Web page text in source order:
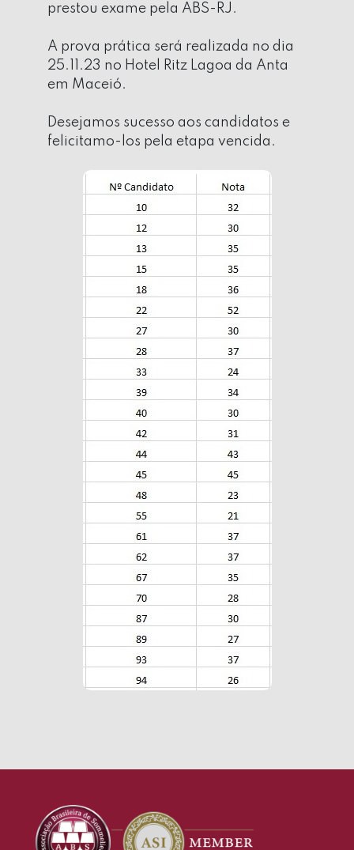
prestou exame pela ABS-RJ.
A prova prática será realizada no dia
25.11.23 no Hotel Ritz Lagoa da Anta
em Maceió.
Desejamos sucesso aos candidatos e
felicitamo-los pela etapa vencida.